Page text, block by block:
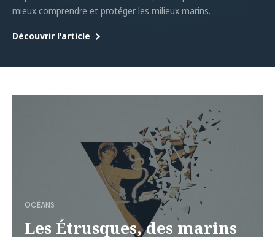
mieux comprendre et protéger les milieux marins.
Découvrir l'article
OCÉANS
Les Étrusques, des marins